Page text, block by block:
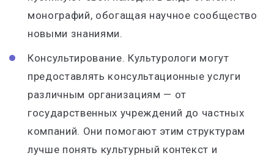
монографий, обогащая научное сообщество
новыми знаниями.
Консультирование. Культурологи могут
предоставлять консультационные услуги
различным организациям — от
государственных учреждений до частных
компаний. Они помогают этим структурам
лучше понять культурный контекст и